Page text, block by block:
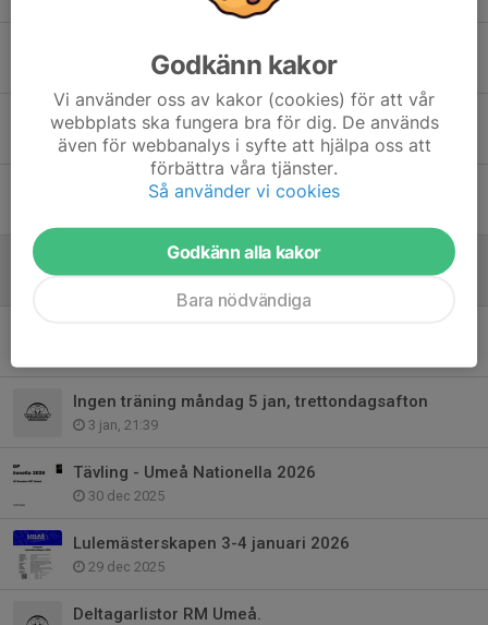
1 mar, 18:56
Uppdaterade starttider Skellefteloopen
18 feb, 22:23
Info Skellefteloopen + deltagarlistor
Tävling - SCA open 2026
Ingen träning måndag 5 jan, trettondagsafton
3 jan, 21:39
Tävling - Umeå Nationella 2026
30 dec 2025
Lulemästerskapen 3-4 januari 2026
29 dec 2025
Deltagarlistor RM Umeå.
Godkänn kakor
Vi använder oss av kakor (cookies) för att vår
webbplats ska fungera bra för dig. De används
även för webbanalys i syfte att hjälpa oss att
förbättra våra tjänster.
Så använder vi cookies
Godkänn alla kakor
Bara nödvändiga